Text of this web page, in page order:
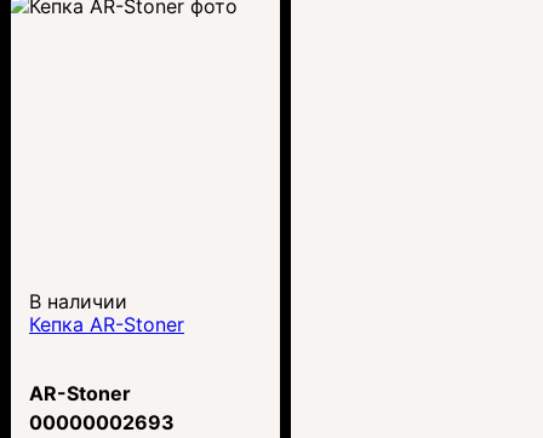
В наличии
Кепка AR-Stoner
AR-Stoner
00000002693